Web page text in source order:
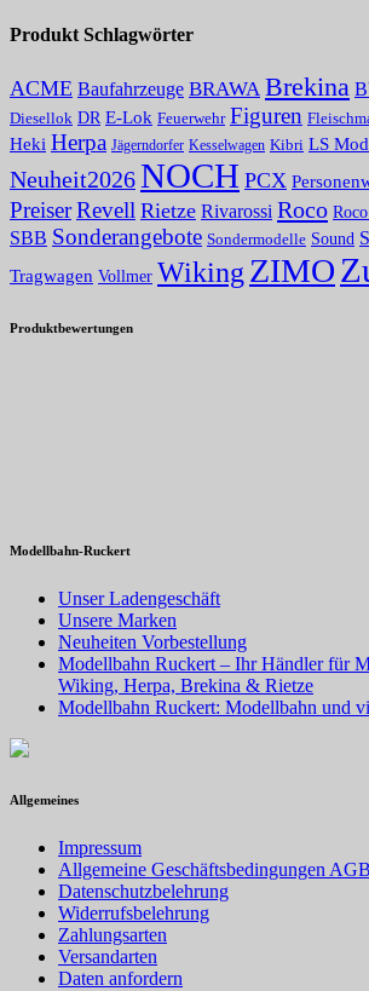
Produkt Schlagwörter
ACME Baufahrzeuge BRAWA Brekina
Diesellok DR E-Lok Feuerwehr Figuren
Heki Herpa Jägerndorfer Kesselwagen Kibri LS
Neuheit2026NOCH PCX
PreiserRevell Rietze Rivarossi Roco
SBB Sonderangebote Sondermodelle Sound
Tragwagen Vollmer Wiking ZIMO
Produktbewertungen
Modellbahn-Ruckert
Unser Ladengeschäft
Unsere Marken
Neuheiten Vorbestellung
Modellbahn Ruckert – Ihr Händler für
Wiking, Herpa, Brekina & Rietze
Modellbahn Ruckert: Modellbahn und
Allgemeines
Impressum
Allgemeine Geschäftsbedingungen AGB
Datenschutzbelehrung
Widerrufsbelehrung
Zahlungsarten
Versandarten
Daten anfordern